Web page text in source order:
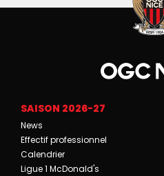
SAISON 2026-27
News
Effectif professionnel
Calendrier
Ligue 1 McDonald's